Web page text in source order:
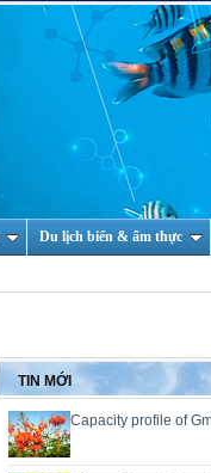
Du lịch biển & ẩm thực
TIN MỚI
Capacity profile of